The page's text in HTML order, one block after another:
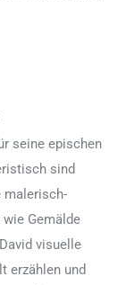
seine epischen
sind
malerisch-
Gemälde
visuelle
erzählen und